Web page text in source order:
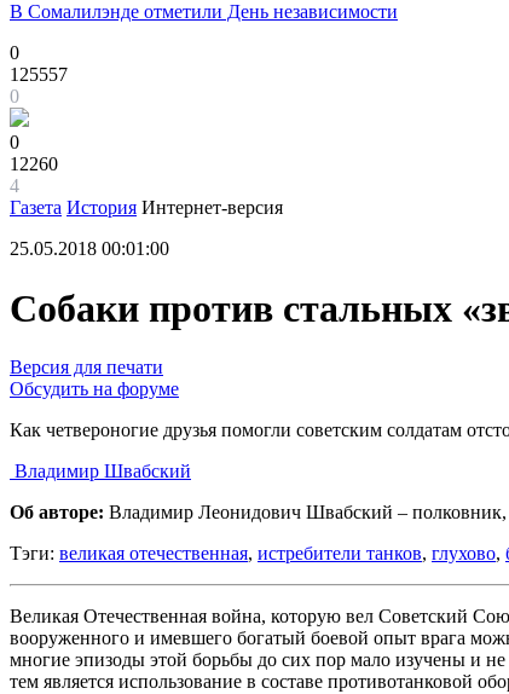
В Сомалилэнде отметили День независимости
0
125557
0
0
12260
4
Газета История Интернет-версия
25.05.2018 00:01:00
Собаки против стальных
Версия для печати
Обсудить на форуме
Как четвероногие друзья помогли советским солдатам
Владимир Швабский
Об авторе: Владимир Леонидович Швабский – полковник,
Тэги: великая отечественная, истребители танков, глухово,
Великая Отечественная война, которую вел Советский
вооруженного и имевшего богатый боевой опыт врага
многие эпизоды этой борьбы до сих пор мало изучены и
тем является использование в составе противотанковой